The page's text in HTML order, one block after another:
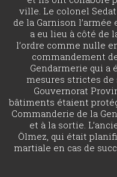
ville. Le colonel
de la Garnison
a eu lieu à côté de
l’ordre comme nulle
commandement
Gendarmerie qui a
mesures strictes
Gouvernorat
bâtiments étaient
Commanderie de la
et à la sortie.
Ölmez, qui était
martiale en cas de